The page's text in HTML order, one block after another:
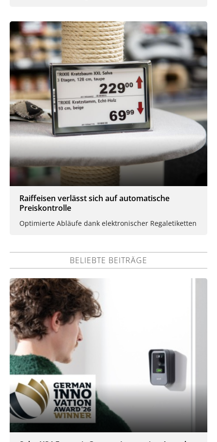
Raiffeisen verlässt sich auf automatische
Preiskontrolle
Optimierte Abläufe dank elektronischer Regaletiketten
BELIEBTE BEITRÄGE